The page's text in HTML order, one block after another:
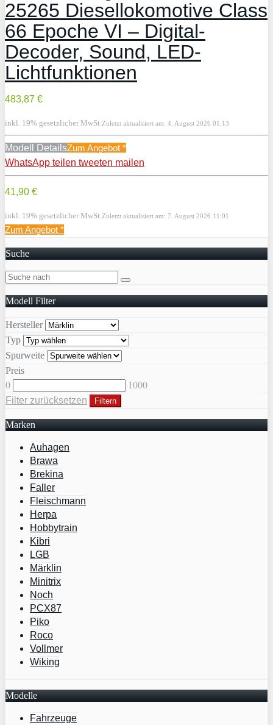
25265 Diesellokomotive Class
66 Epoche VI – Digital-
Decoder, Sound, LED-
Lichtfunktionen
483,87 €
inkl. 19% gesetzlicher MwSt. Zuletzt aktualisiert am: 4. August 2026 01:13
Modell DetailsZum Angebot *
WhatsApp teilen tweeten mailen
41,90 €
inkl. 19% gesetzlicher MwSt. Zuletzt aktualisiert am: 7. August 2026 11:01
Zum Angebot *
Suche
Modell Filter
Hersteller
Typ
Spurweite
Preis
0
1000
Filter zurücksetzen
Filtern
Marken
Auhagen
Brawa
Brekina
Faller
Fleischmann
Herpa
Hobbytrain
Kibri
LGB
Märklin
Minitrix
Noch
PCX87
Piko
Roco
Vollmer
Wiking
Modelle
Fahrzeuge